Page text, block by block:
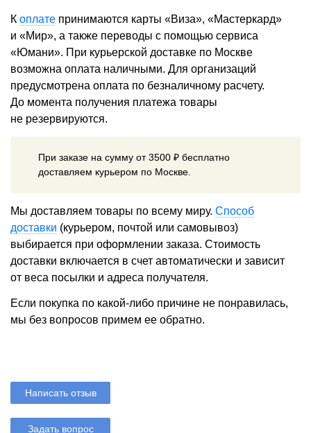
К оплате принимаются карты «Виза», «Мастеркард»
и «Мир», а также переводы с помощью сервиса
«Юмани». При курьерской доставке по Москве
возможна оплата наличными. Для организаций
предусмотрена оплата по безналичному расчету.
До момента получения платежа товары
не резервируются.
При заказе на сумму от 3500 ₽ бесплатно
доставляем курьером по Москве.
Мы доставляем товары по всему миру. Способ
доставки (курьером, почтой или самовывоз)
выбирается при оформлении заказа. Стоимость
доставки включается в счет автоматически и зависит
от веса посылки и адреса получателя.
Если покупка по какой-либо причине не понравилась,
мы без вопросов примем ее обратно.
Написать отзыв
Задать вопрос